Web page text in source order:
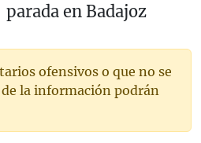
parada en Badajoz
ofensivos o que no se
la información podrán